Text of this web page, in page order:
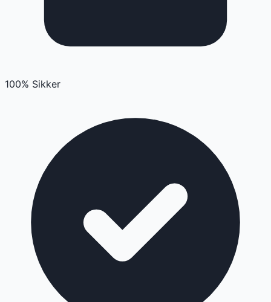
100% Sikker